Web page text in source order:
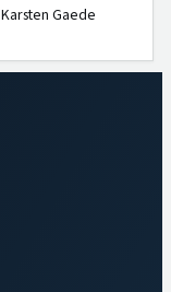
Karsten Gaede